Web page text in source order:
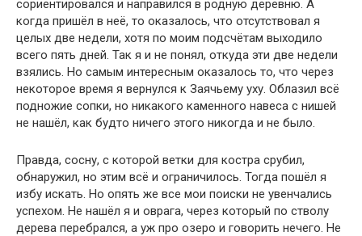
сориентировался и направился в родную деревню. А
когда пришёл в неё, то оказалось, что отсутствовал я
целых две недели, хотя по моим подсчётам выходило
всего пять дней. Так я и не понял, откуда эти две недели
взялись. Но самым интересным оказалось то, что через
некоторое время я вернулся к Заячьему уху. Облазил всё
подножие сопки, но никакого каменного навеса с нишей
не нашёл, как будто ничего этого никогда и не было.
Правда, сосну, с которой ветки для костра срубил,
обнаружил, но этим всё и ограничилось. Тогда пошёл я
избу искать. Но опять же все мои поиски не увенчались
успехом. Не нашёл я и оврага, через который по стволу
дерева перебрался, а уж про озеро и говорить нечего. Не